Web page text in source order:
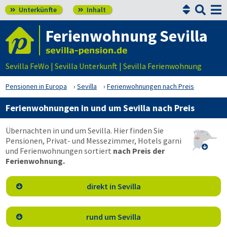
 Unterkünfte  Inhalt 

Ferienwohnung Sevilla
Sevilla FeWo | Sevilla Unterkunft | Sevilla Ferienwohnung
Pensionen in Europa Sevilla Ferienwohnungen nach Preis
Ferienwohnungen in und um Sevilla nach Preis

Übernachten in und um Sevilla. Hier finden Sie
Pensionen, Privat- und Messezimmer, Hotels garni
und Ferienwohnungen sortiert nach Preis der
Ferienwohnung.
 direkt in Sevilla
 rund um Sevilla